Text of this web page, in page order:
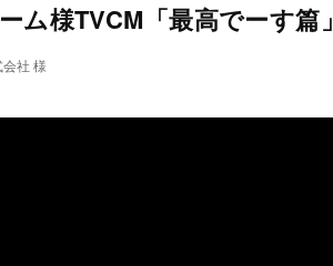
ム様TVCM「最高でーす篇」
社 様